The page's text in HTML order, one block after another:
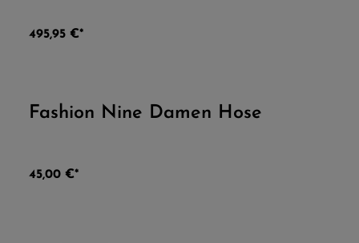
495,95 €*
Fashion Nine Damen Hose
45,00 €*